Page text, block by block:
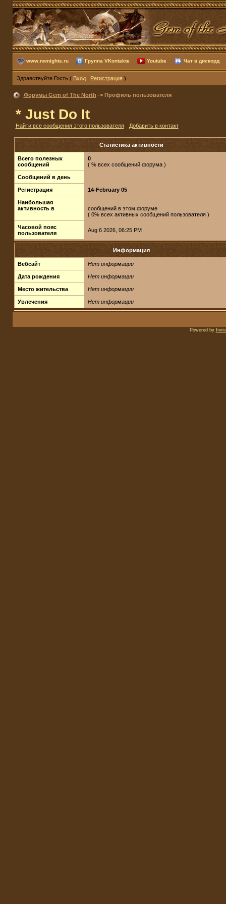
www.nwnights.ru Группа VKontakte Youtube Чат в дискорд
Здравствуйте Гость ( Вход| Регистрация)
Форумы Gem of The North -> Профиль пользователя
* Just Do It
Найти все сообщения этого пользователя· Добавить в контакт
Статистика активности
Всего полезных
сообщений
0
( % всех сообщений форума )
Сообщений в день
Регистрация 14-February 05
Наибольшая
активность в
сообщений в этом форуме
( 0% всех активных сообщений пользователя )
Часовой пояс
пользователя
Aug 6 2026, 06:25 PM
Информация
Вебсайт Нет информации
Дата рождения Нет информации
Место жительства Нет информации
Увлечения Нет информации
Powered by